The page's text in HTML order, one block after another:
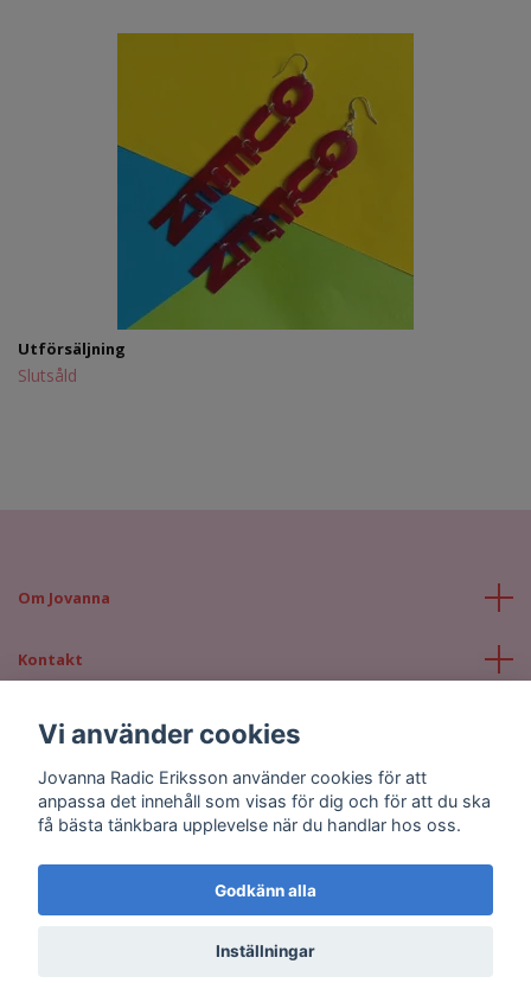
Utförsäljning
Slutsåld
Om Jovanna
Kontakt
Läs mer
Sociala medier
© 2026 Jovanna Radic Eriksson
Vi använder cookies
Jovanna Radic Eriksson använder cookies för att
anpassa det innehåll som visas för dig och för att du ska
få bästa tänkbara upplevelse när du handlar hos oss.
Godkänn alla
Inställningar